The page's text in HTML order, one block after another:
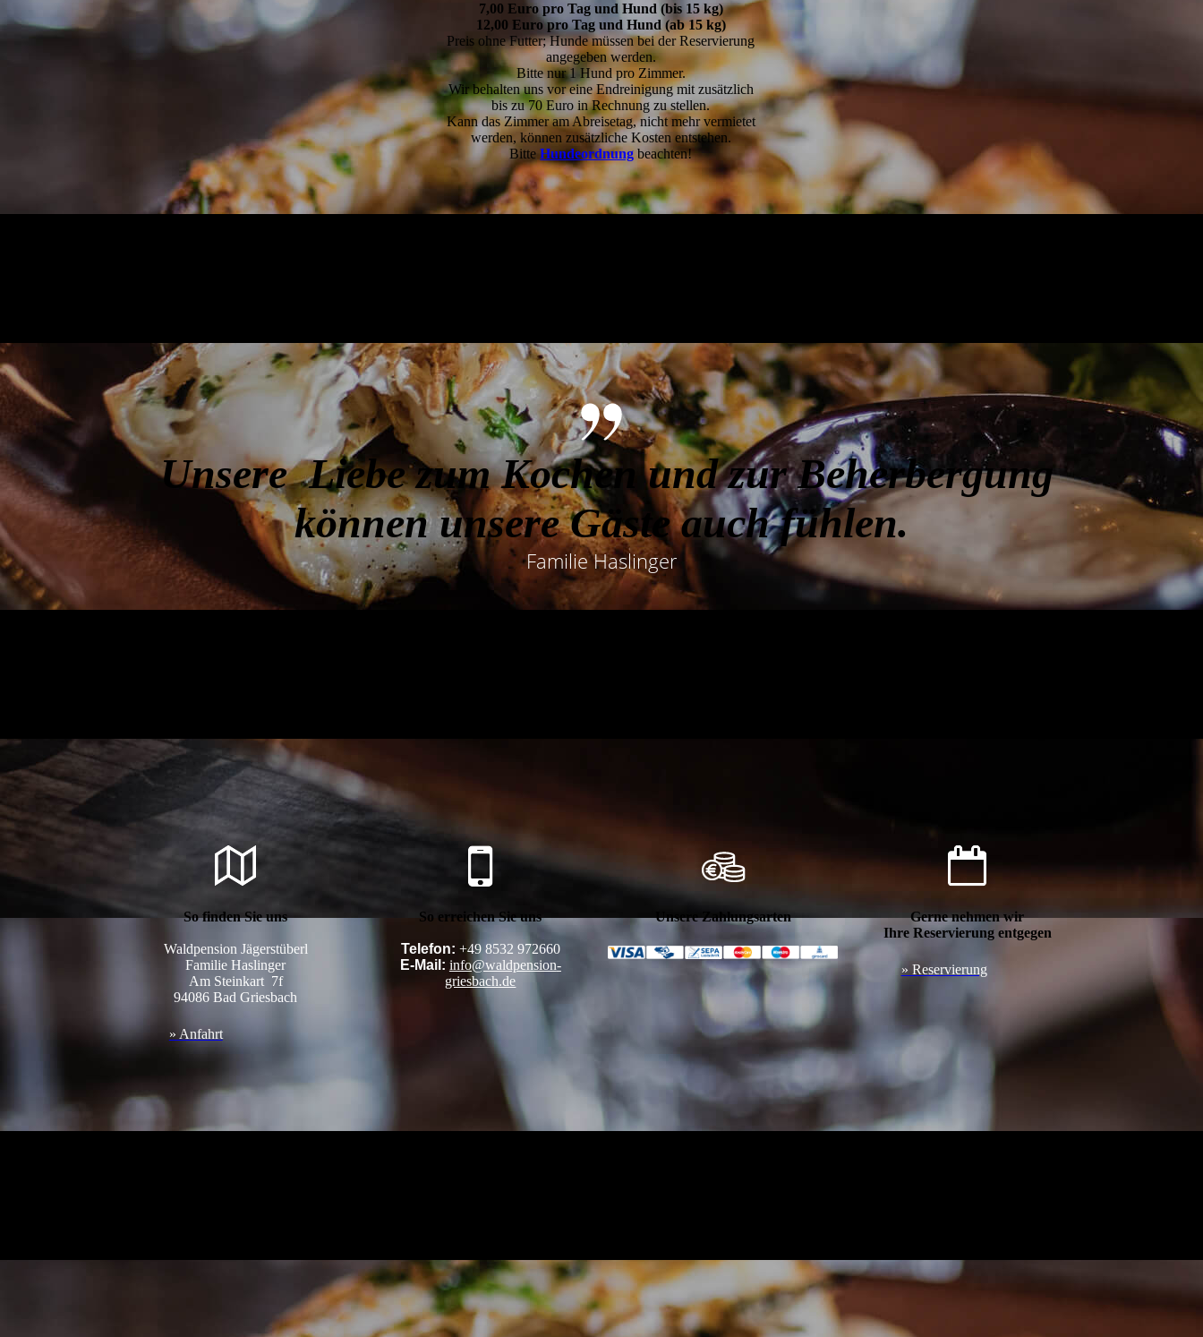
7,00 Euro pro Tag und Hund (bis 15 kg)
12,00 Euro pro Tag und Hund (ab 15 kg)
Preis ohne Futter; Hunde müssen bei der Reservierung
angegeben werden.
Bitte nur 1 Hund pro Zimmer.
Wir behalten uns vor eine Endreinigung mit zusätzlich
bis zu 70 Euro in Rechnung zu stellen.
Kann das Zimmer am Abreisetag, nicht mehr vermietet
werden, können zusätzliche Kosten entstehen.
BitteHundeordnungbeachten!
Unsere Liebe zum Kochen und zur Beherbergung
können unsere Gäste auch fühlen.
Familie Haslinger
So finden Sie uns
Waldpension Jägerstüberl
Familie Haslinger
Am Steinkart 7f
94086 Bad Griesbach
» Anfahrt
So erreichen Sie uns
Telefon: +49 8532 972660
E-Mail: info@waldpension-
griesbach.de
Unsere Zahlungsarten
Gerne nehmen wir
Ihre Reservierung entgegen
» Reservierung